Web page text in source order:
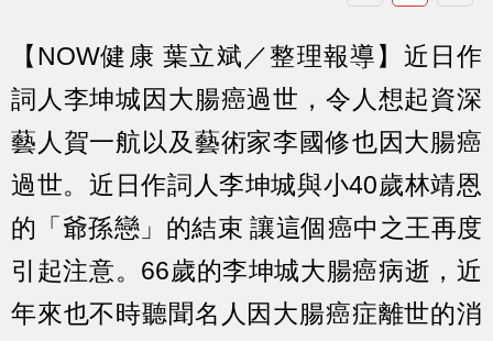
【NOW健康 葉立斌／整理報導】近日作
詞人李坤城因大腸癌過世，令人想起資深
藝人賀一航以及藝術家李國修也因大腸癌
過世。近日作詞人李坤城與小40歲林靖恩
的「爺孫戀」的結束 讓這個癌中之王再度
引起注意。66歲的李坤城大腸癌病逝，近
年來也不時聽聞名人因大腸癌症離世的消